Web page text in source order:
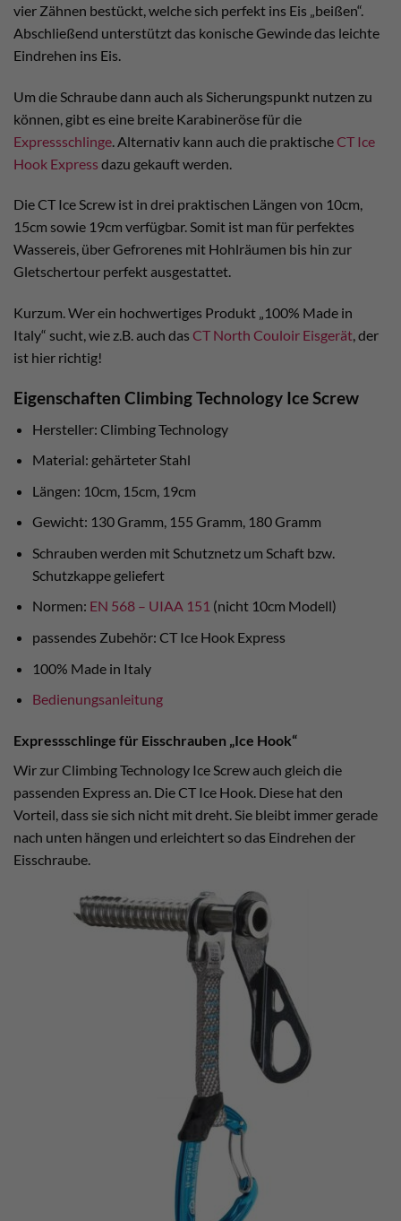
vier Zähnen bestückt, welche sich perfekt ins Eis „beißen“.
Abschließend unterstützt das konische Gewinde das leichte
Eindrehen ins Eis.
Um die Schraube dann auch als Sicherungspunkt nutzen zu
können, gibt es eine breite Karabineröse für die
Expressschlinge . Alternativ kann auch die praktischeCT Ice
Hook Express dazu gekauft werden.
Die CT Ice Screw ist in drei praktischen Längen von 10cm,
15cm sowie 19cm verfügbar. Somit ist man für perfektes
Wassereis, über Gefrorenes mit Hohlräumen bis hin zur
Gletschertour perfekt ausgestattet.
Kurzum. Wer ein hochwertiges Produkt „100% Made in
Italy“ sucht, wie z.B. auch das CT North Couloir Eisgerät, der
ist hier richtig!
Eigenschaften Climbing Technology Ice Screw
Hersteller: Climbing Technology
Material: gehärteter Stahl
Längen: 10cm, 15cm, 19cm
Gewicht: 130 Gramm, 155 Gramm, 180 Gramm
Schrauben werden mit Schutznetz um Schaft bzw.
Schutzkappe geliefert
Normen: EN 568 – UIAA 151 (nicht 10cm Modell)
passendes Zubehör: CT Ice Hook Express
100% Made in Italy
Bedienungsanleitung
Expressschlinge für Eisschrauben „Ice Hook“
Wir zur Climbing Technology Ice Screw auch gleich die
passenden Express an. Die CT Ice Hook. Diese hat den
Vorteil, dass sie sich nicht mit dreht. Sie bleibt immer gerade
nach unten hängen und erleichtert so das Eindrehen der
Eisschraube.